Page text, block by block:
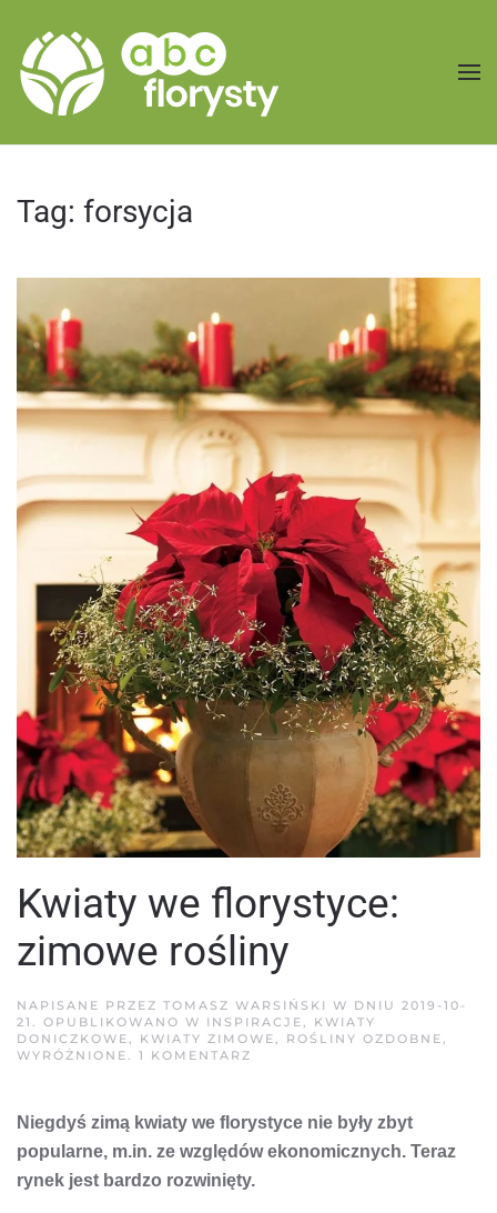
Przejdź do treści głównej
Tag: forsycja
Kwiaty we florystyce:
zimowe rośliny
NAPISANE PRZEZ TOMASZ WARSIŃSKI W DNIU 2019-10-
21 . OPUBLIKOWANO W INSPIRACJE, KWIATY
DONICZKOWE, KWIATY ZIMOWE, ROŚLINY OZDOBNE,
WYRÓŻNIONE. 1 KOMENTARZ
ZIMOWE
Niegdyś zimą kwiaty we florystyce nie były zbyt
popularne, m.in. ze względów ekonomicznych. Teraz
rynek jest bardzo rozwinięty.